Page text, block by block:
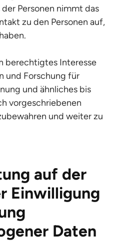
Personen nimmt das
zu den Personen auf,
berechtigtes Interesse
und Forschung für
und ähnliches bis
vorgeschriebenen
und weiter zu
auf der
Einwilligung
Daten